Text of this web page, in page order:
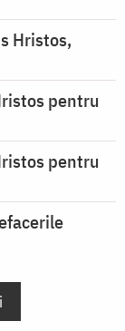
Hristos,
pentru
pentru